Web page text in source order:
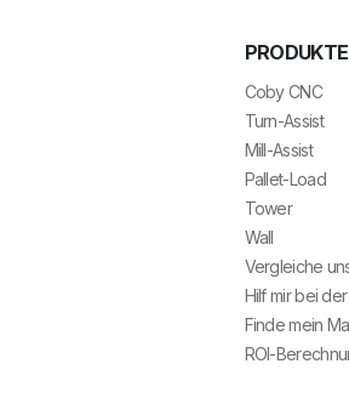
PRODUKTE
Coby CNC
Turn-Assist
Mill-Assist
Pallet-Load
Tower
Wall
Vergleiche
Hilf mir bei
Finde mein
ROI-